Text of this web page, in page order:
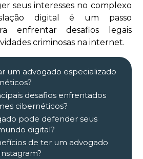
seus interesses no complexo
digital é um passo
enfrentar desafios legais
criminosas na internet.
um advogado especializado
desafios enfrentados
cibernéticos?
pode defender seus
digital?
de ter um advogado